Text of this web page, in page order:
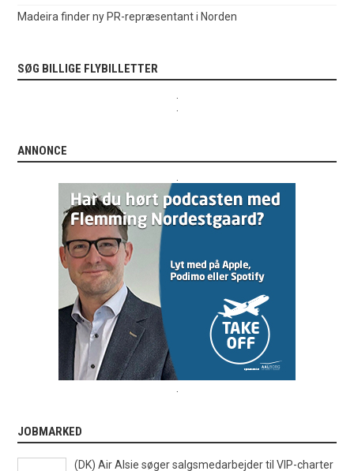
Madeira finder ny PR-repræsentant i Norden
SØG BILLIGE FLYBILLETTER
ANNONCE
JOBMARKED
(DK) Air Alsie søger salgsmedarbejder til VIP-charter